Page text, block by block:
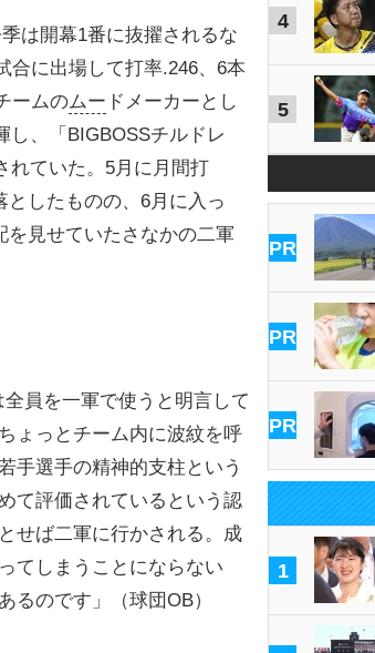
は開幕1番に抜擢されるな
合に出場して打率.246、6本
ームのムー ドメーカーとし
し、「BIGBOSSチルドレ
れていた。5月に月間打
としたものの、6月に入っ
を見せていたさなかの二軍
全員を一軍で使うと明言して
ょっとチーム内に波紋を呼
手選手の精神的支柱という
て評価されているという認
せば二軍に行かされる。成
てしまうことにならない
るのです」（球団OB）
4
5
PR
PR
PR
1